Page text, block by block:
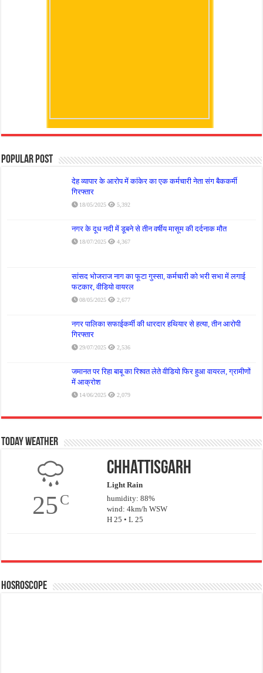
Popular Post
देह व्यापार के आरोप में कांकेर का एक कर्मचारी नेता संग बैककर्मी
गिरफ्तार
18/05/2025 5,392
नगर के दूध नदी में डूबने से तीन वर्षीय मासूम की दर्दनाक मौत
18/07/2025 4,367
सांसद भोजराज नाग का फूटा गुस्सा, कर्मचारी को भरी सभा में लगाई
फटकार, वीडियो वायरल
08/05/2025 2,677
नगर पालिका सफाईकर्मी की धारदार हथियार से हत्या, तीन आरोपी
गिरफ्तार
29/07/2025 2,536
जमानत पर रिहा बाबू का रिश्वत लेते वीडियो फिर हुआ वायरल, ग्रामीणों
में आक्रोश
14/06/2025 2,079
Today Weather
25C
Chhattisgarh
Light Rain
humidity: 88%
wind: 4km/h WSW
H 25 • L 25
Hosroscope